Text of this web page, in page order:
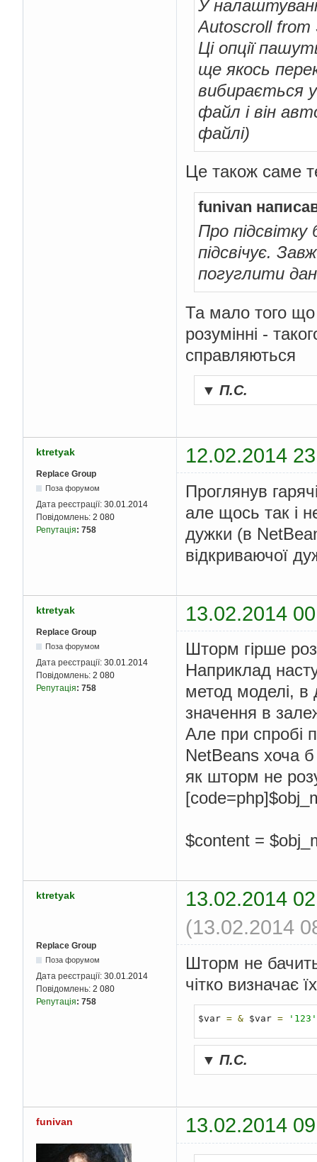
У
Autoscroll
Ці опції
ще якось
вибирається
файл і він
файлі)
Це також саме
funivan
Про
підсвічує.
погуглити
Та мало того
розумінні -
справляються
▼ П.С.
ktretyak 12.02.2014
Replace Group
Поза форумом
Дата реєстрації: 30.01.2014
Повідомлень: 2 080
Репутація: 758
Проглянув
але щось так і
дужки (в
відкриваючої
ktretyak 13.02.2014
Replace Group
Поза форумом
Дата реєстрації: 30.01.2014
Повідомлень: 2 080
Репутація: 758
Шторм гірше
Наприклад
метод моделі, в
значення в
Але при спробі
NetBeans хоча
як шторм не
$content =
ktretyak
13.02.2014
(13.02.2014
Replace Group
Поза форумом
Дата реєстрації: 30.01.2014
Повідомлень: 2 080
Репутація: 758
Шторм не
чітко визначає
$var = & $var = '123'
▼ П.С.
funivan 13.02.2014